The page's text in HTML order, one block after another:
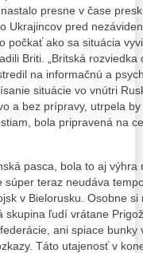
presne v čase
Ukrajincov pred
počkať ako sa situácia
Briti. „Britská
na informačnú a
situácie vo vnútri
a bez prípravy, utrpela
bola pripravená na
pasca, bola to aj
teraz neudáva
v Bielorusku. Osobne
ľudí vrátane
ani spiace bunky
Táto utajenosť v